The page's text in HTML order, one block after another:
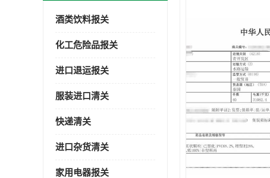
酒类饮料报关
化工危险品报关
进口退运报关
服装进口清关
快递清关
进口杂货清关
家用电器报关